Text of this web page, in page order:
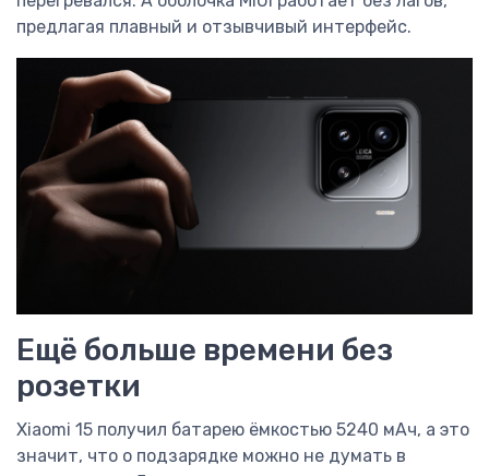
предлагая плавный и отзывчивый интерфейс.
Ещё больше времени без
розетки
Xiaomi 15 получил батарею ёмкостью 5240 мАч, а это
значит, что о подзарядке можно не думать в